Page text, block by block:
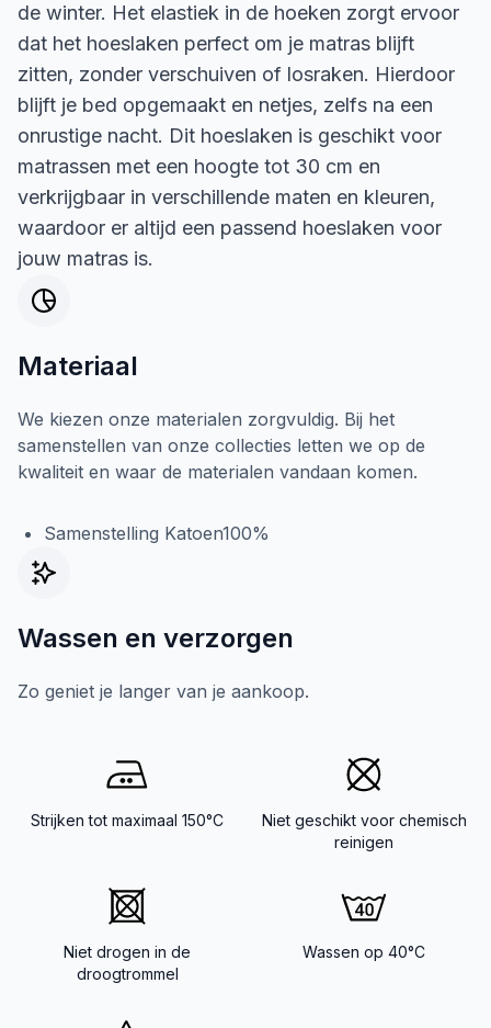
de winter. Het elastiek in de hoeken zorgt ervoor
dat het hoeslaken perfect om je matras blijft
zitten, zonder verschuiven of losraken. Hierdoor
blijft je bed opgemaakt en netjes, zelfs na een
onrustige nacht. Dit hoeslaken is geschikt voor
matrassen met een hoogte tot 30 cm en
verkrijgbaar in verschillende maten en kleuren,
waardoor er altijd een passend hoeslaken voor
jouw matras is.
Materiaal
We kiezen onze materialen zorgvuldig. Bij het
samenstellen van onze collecties letten we op de
kwaliteit en waar de materialen vandaan komen.
Samenstelling Katoen100%
Wassen en verzorgen
Zo geniet je langer van je aankoop.
Strijken tot maximaal 150°C
Niet geschikt voor chemisch
reinigen
Niet drogen in de
droogtrommel
Wassen op 40°C